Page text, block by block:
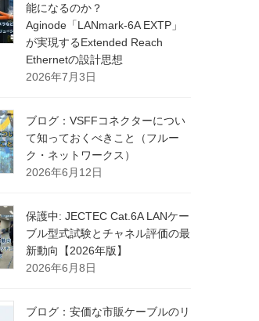
能になるのか？
Aginode「LANmark-6A EXTP」
が実現するExtended Reach
Ethernetの設計思想
2026年7月3日
ブログ：VSFFコネクターについ
て知っておくべきこと（フルー
ク・ネットワークス）
2026年6月12日
保護中: JECTEC Cat.6A LANケー
ブル型式試験とチャネル評価の最
新動向【2026年版】
2026年6月8日
ブログ：安価な市販ケーブルのリ